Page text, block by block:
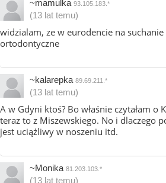
~mamulka 93.105.183.*
(13 lat temu)
widzialam, ze w eurodencie na
ortodontyczne
~kalarepka 89.69.211.*
(13 lat temu)
A w Gdyni ktoś? Bo właśnie czytałam o
teraz to z Miszewskiego. No i dlaczego
jest uciążliwy w noszeniu itd.
~Monika 81.203.103.*
(13 lat temu)